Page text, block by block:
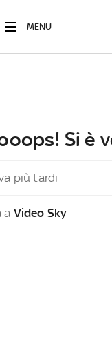
MENU
Si è
più tardi
a Video Sky